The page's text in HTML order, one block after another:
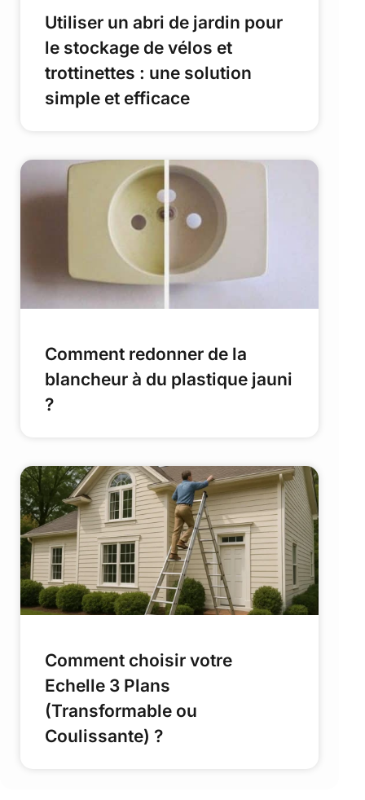
Utiliser un abri de jardin pour
le stockage de vélos et
trottinettes : une solution
simple et efficace
Comment redonner de la
blancheur à du plastique jauni
?
Comment choisir votre
Echelle 3 Plans
(Transformable ou
Coulissante) ?